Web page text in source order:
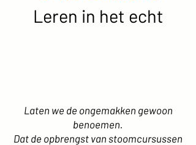
Leren in het echt
Laten we de ongemakken gewoon
benoemen.
Dat de opbrengst van stoomcursussen